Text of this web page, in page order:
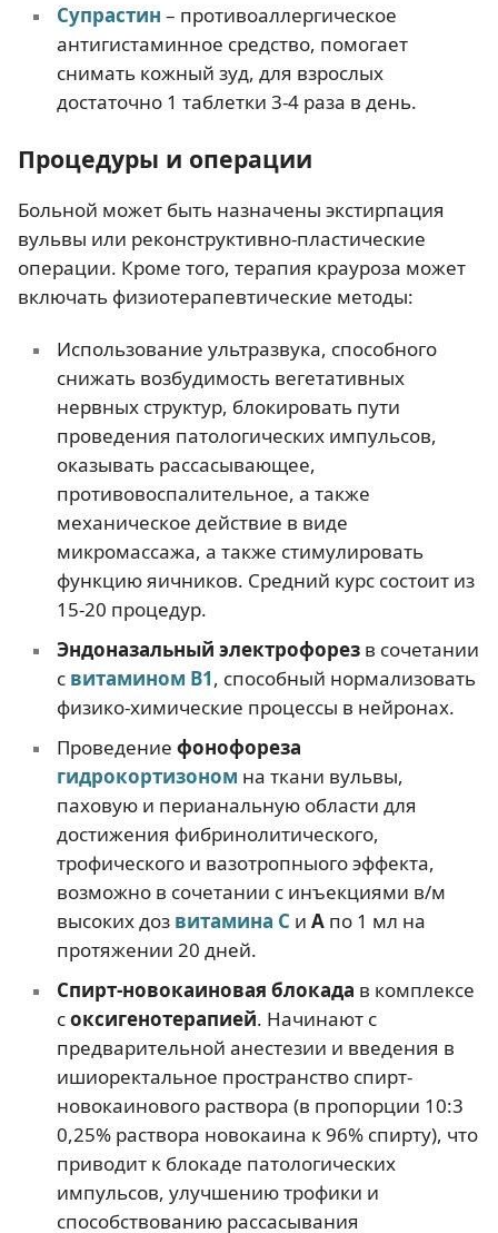
Супрастин – противоаллергическое
антигистаминное средство, помогает
снимать кожный зуд, для взрослых
достаточно 1 таблетки 3-4 раза в день.
Процедуры и операции
Больной может быть назначены экстирпация
вульвы или реконструктивно-пластические
операции. Кроме того, терапия крауроза может
включать физиотерапевтические методы:
Использование ультразвука, способного
снижать возбудимость вегетативных
нервных структур, блокировать пути
проведения патологических импульсов,
оказывать рассасывающее,
противовоспалительное, а также
механическое действие в виде
микромассажа, а также стимулировать
функцию яичников. Средний курс состоит из
15-20 процедур.
Эндоназальный электрофорезв сочетании
с витамином В1, способный нормализовать
физико-химические процессы в нейронах.
Проведение фонофореза
гидрокортизоном на ткани вульвы,
паховую и перианальную области для
достижения фибринолитического,
трофического и вазотропныого эффекта,
возможно в сочетании с инъекциями в/м
высоких доз витамина С и Апо 1 мл на
протяжении 20 дней.
Спирт-новокаиновая блокада в комплексе
соксигенотерапией. Начинают с
предварительной анестезии и введения в
ишиоректальное пространство спирт-
новокаинового раствора (в пропорции 10:3
0,25% раствора новокаина к 96% спирту), что
приводит к блокаде патологических
импульсов, улучшению трофики и
способствованию рассасывания